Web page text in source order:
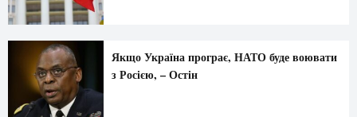
Якщо Україна програє, НАТО буде воювати
з Росією, – Остін